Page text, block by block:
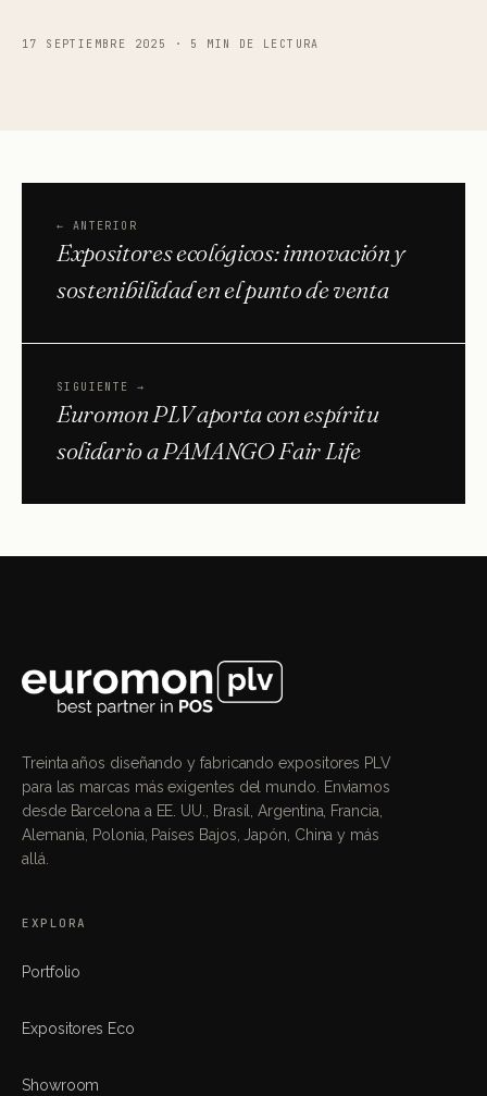
17 SEPTIEMBRE 2025 · 5 MIN DE LECTURA
← ANTERIOR
Expositores ecológicos: innovación y
sostenibilidad en el punto de venta
SIGUIENTE →
Euromon PLV aporta con espíritu
solidario a PAMANGO Fair Life
Treinta años diseñando y fabricando expositores PLV
para las marcas más exigentes del mundo. Enviamos
desde Barcelona a EE. UU., Brasil, Argentina, Francia,
Alemania, Polonia, Países Bajos, Japón, China y más
allá.
EXPLORA
Portfolio
Expositores Eco
Showroom